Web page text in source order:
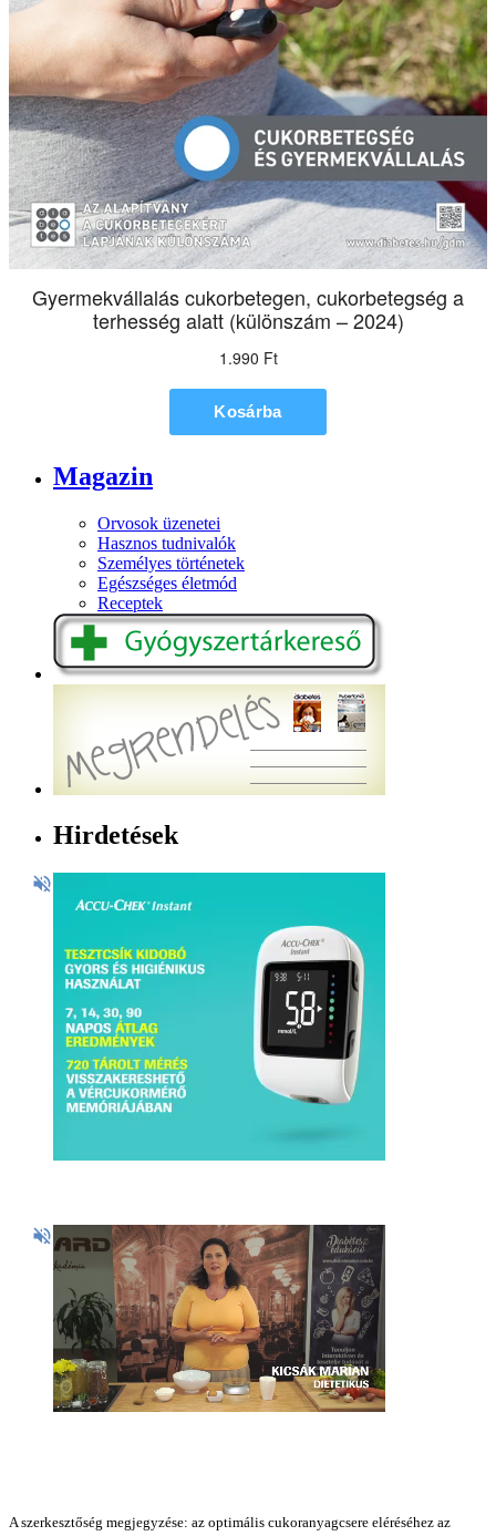
Magazin
Orvosok üzenetei
Hasznos tudnivalók
Személyes történetek
Egészséges életmód
Receptek
Hirdetések
A szerkesztőség megjegyzése: az optimális cukoranyagcsere eléréséhez az